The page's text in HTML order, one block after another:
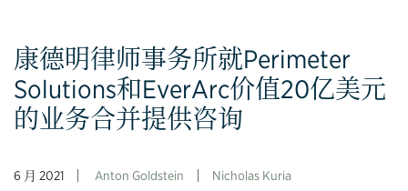
康德明律师事务所就Perimeter
Solutions和EverArc价值20亿美元
的业务合并提供咨询
6 月 2021 Anton Goldstein Nicholas Kuria